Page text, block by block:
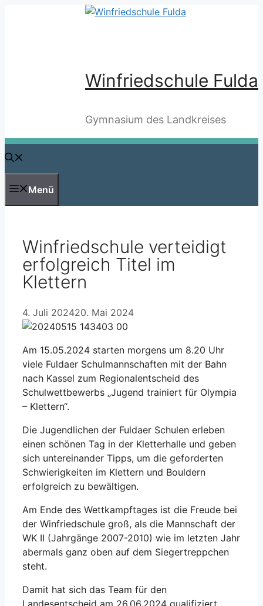
Winfriedschule Fulda
Gymnasium des Landkreises
Menü
Winfriedschule verteidigt
erfolgreich Titel im
Klettern
4. Juli 202420. Mai 2024
Am 15.05.2024 starten morgens um 8.20 Uhr
viele Fuldaer Schulmannschaften mit der Bahn
nach Kassel zum Regionalentscheid des
Schulwettbewerbs „Jugend trainiert für Olympia
– Klettern“.
Die Jugendlichen der Fuldaer Schulen erleben
einen schönen Tag in der Kletterhalle und geben
sich untereinander Tipps, um die geforderten
Schwierigkeiten im Klettern und Bouldern
erfolgreich zu bewältigen.
Am Ende des Wettkampftages ist die Freude bei
der Winfriedschule groß, als die Mannschaft der
WK II (Jahrgänge 2007-2010) wie im letzten Jahr
abermals ganz oben auf dem Siegertreppchen
steht.
Damit hat sich das Team für den